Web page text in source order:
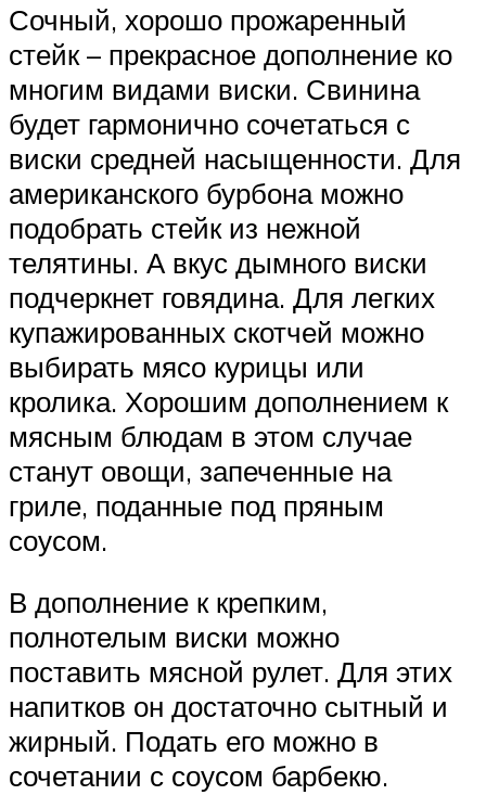
Сочный, хорошо прожаренный
стейк – прекрасное дополнение ко
многим видами виски. Свинина
будет гармонично сочетаться с
виски средней насыщенности. Для
американского бурбона можно
подобрать стейк из нежной
телятины. А вкус дымного виски
подчеркнет говядина. Для легких
купажированных скотчей можно
выбирать мясо курицы или
кролика. Хорошим дополнением к
мясным блюдам в этом случае
станут овощи, запеченные на
гриле, поданные под пряным
соусом.
В дополнение к крепким,
полнотелым виски можно
поставить мясной рулет. Для этих
напитков он достаточно сытный и
жирный. Подать его можно в
сочетании с соусом барбекю.